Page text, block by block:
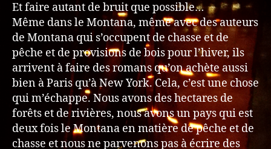
Et faire autant de bruit que possible…
Même dans le Montana, même avec des auteurs
de Montana qui s’occupent de chasse et de
pêche et de provisions de bois pour l’hiver, ils
arrivent à faire des romans qu’on achète aussi
bien à Paris qu’à New York. Cela, c’est une chose
qui m’échappe. Nous avons des hectares de
forêts et de rivières, nous avons un pays qui est
deux fois le Montana en matière de pêche et de
chasse et nous ne parvenons pas à écrire des